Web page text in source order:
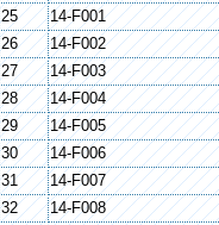
25
14-F001
26
14-F002
27
14-F003
28
14-F004
29
14-F005
30
14-F006
31
14-F007
32
14-F008